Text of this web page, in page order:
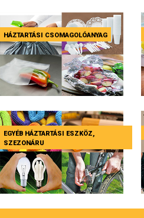
HÁZTARTÁSI CSOMAGOLÓANYAG
EGYÉB HÁZTARTÁSI ESZKÖZ,
SZEZONÁRU